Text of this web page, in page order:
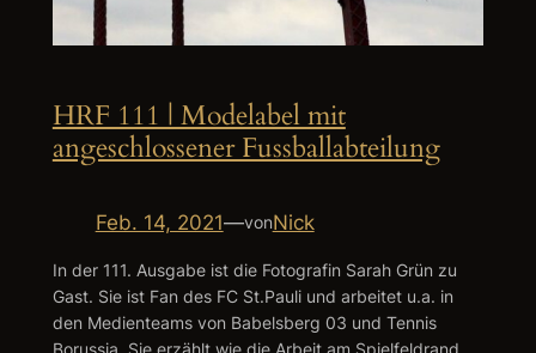
HRF 111 | Modelabel mit
angeschlossener Fussballabteilung
Feb. 14, 2021—vonNick
In der 111. Ausgabe ist die Fotografin Sarah Grün zu
Gast. Sie ist Fan des FC St.Pauli und arbeitet u.a. in
den Medienteams von Babelsberg 03 und Tennis